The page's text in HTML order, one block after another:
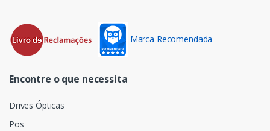
Marca Recomendada
Encontre o que necessita
Drives Ópticas
Pos